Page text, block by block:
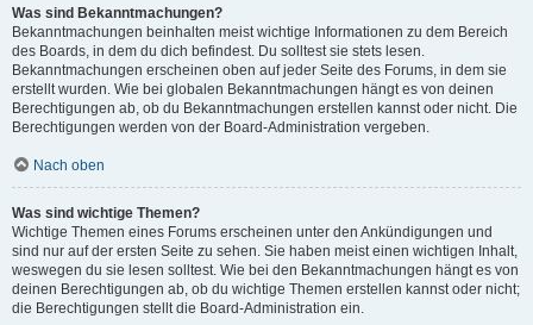
Was sind Bekanntmachungen?
Bekanntmachungen beinhalten meist wichtige Informationen zu dem Bereich
des Boards, in dem du dich befindest. Du solltest sie stets lesen.
Bekanntmachungen erscheinen oben auf jeder Seite des Forums, in dem sie
erstellt wurden. Wie bei globalen Bekanntmachungen hängt es von deinen
Berechtigungen ab, ob du Bekanntmachungen erstellen kannst oder nicht. Die
Berechtigungen werden von der Board-Administration vergeben.
Nach oben
Was sind wichtige Themen?
Wichtige Themen eines Forums erscheinen unter den Ankündigungen und
sind nur auf der ersten Seite zu sehen. Sie haben meist einen wichtigen Inhalt,
weswegen du sie lesen solltest. Wie bei den Bekanntmachungen hängt es von
deinen Berechtigungen ab, ob du wichtige Themen erstellen kannst oder nicht;
die Berechtigungen stellt die Board-Administration ein.